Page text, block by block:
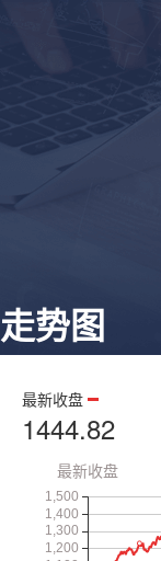
走势图
最新收盘
1444.82